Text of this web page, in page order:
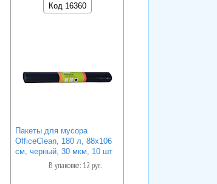
Код 16360
Пакеты для мусора
OfficeClean, 180 л, 88х106
см, черный, 30 мкм, 10 шт
В упаковке: 12 рул.